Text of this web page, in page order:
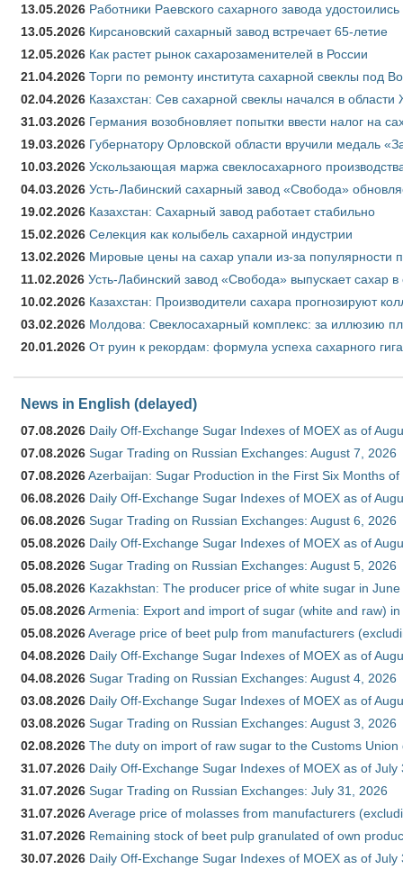
13.05.2026 Работники Раевского сахарного завода удостоились
13.05.2026 Кирсановский сахарный завод встречает 65-летие
12.05.2026 Как растет рынок сахарозаменителей в России
21.04.2026 Торги по ремонту института сахарной свеклы под
02.04.2026 Казахстан: Сев сахарной свеклы начался в области
31.03.2026 Германия возобновляет попытки ввести налог на
19.03.2026 Губернатору Орловской области вручили медаль
10.03.2026 Ускользающая маржа свеклосахарного
04.03.2026 Усть-Лабинский сахарный завод «Свобода»
19.02.2026 Казахстан: Сахарный завод работает стабильно
15.02.2026 Селекция как колыбель сахарной индустрии
13.02.2026 Мировые цены на сахар упали из-за популярности
11.02.2026 Усть-Лабинский завод «Свобода» выпускает сахар в
10.02.2026 Казахстан: Производители сахара прогнозируют
03.02.2026 Молдова: Свеклосахарный комплекс: за иллюзию
20.01.2026 От руин к рекордам: формула успеха сахарного
News in English (delayed)
07.08.2026 Daily Off-Exchange Sugar Indexes of MOEX as of
07.08.2026 Sugar Trading on Russian Exchanges: August 7, 2026
07.08.2026Azerbaijan: Sugar Production in the First Six Months of
06.08.2026 Daily Off-Exchange Sugar Indexes of MOEX as of
06.08.2026 Sugar Trading on Russian Exchanges: August 6, 2026
05.08.2026 Daily Off-Exchange Sugar Indexes of MOEX as of
05.08.2026 Sugar Trading on Russian Exchanges: August 5, 2026
05.08.2026 Kazakhstan: The producer price of white sugar in
05.08.2026Armenia: Export and import of sugar (white and raw)
05.08.2026Average price of beet pulp from manufacturers
04.08.2026 Daily Off-Exchange Sugar Indexes of MOEX as of
04.08.2026 Sugar Trading on Russian Exchanges: August 4, 2026
03.08.2026 Daily Off-Exchange Sugar Indexes of MOEX as of
03.08.2026 Sugar Trading on Russian Exchanges: August 3, 2026
02.08.2026 The duty on import of raw sugar to the Customs
31.07.2026 Daily Off-Exchange Sugar Indexes of MOEX as of July
31.07.2026 Sugar Trading on Russian Exchanges: July 31, 2026
31.07.2026Average price of molasses from manufacturers
31.07.2026 Remaining stock of beet pulp granulated of own
30.07.2026 Daily Off-Exchange Sugar Indexes of MOEX as of July